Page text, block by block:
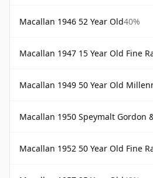
Macallan 1946 52 Year Old40%
Macallan 1947 15 Year Old Fine
Macallan 1949 50 Year Old
Macallan 1950 Speymalt Gordon
Macallan 1952 50 Year Old Fine